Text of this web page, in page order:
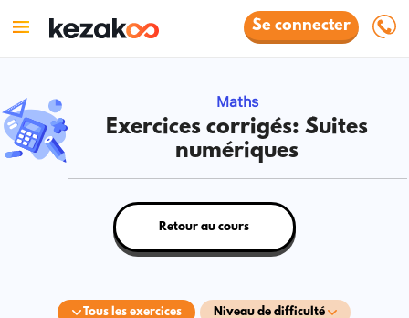
Se connecter
Maths
Exercices corrigés: Suites
numériques
Tous les exercices Niveau de difficulté
Retour au cours